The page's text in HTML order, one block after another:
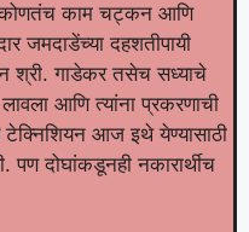
कोणतंच काम चट्कन आणि
जमदाडेंच्या दहशतीपायी
श्री. गाडेकर तसेच सध्याचे
आणि त्यांना प्रकरणाची
आज इथे येण्यासाठी
दोघांकडूनही नकारार्थीच